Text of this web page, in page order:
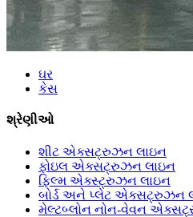
ઘર
કેસ
શ્રેણીઓ
શીટ એક્સટ્રુઝન લાઇન
ફોઇલ એક્સટ્રુઝન લાઇન
ફિલ્મ એક્સ્ટ્રુઝન લાઇન
બોર્ડ અને પ્લેટ એક્સટ્રુઝન
મેલ્ટબ્લોન નોન-વેવન